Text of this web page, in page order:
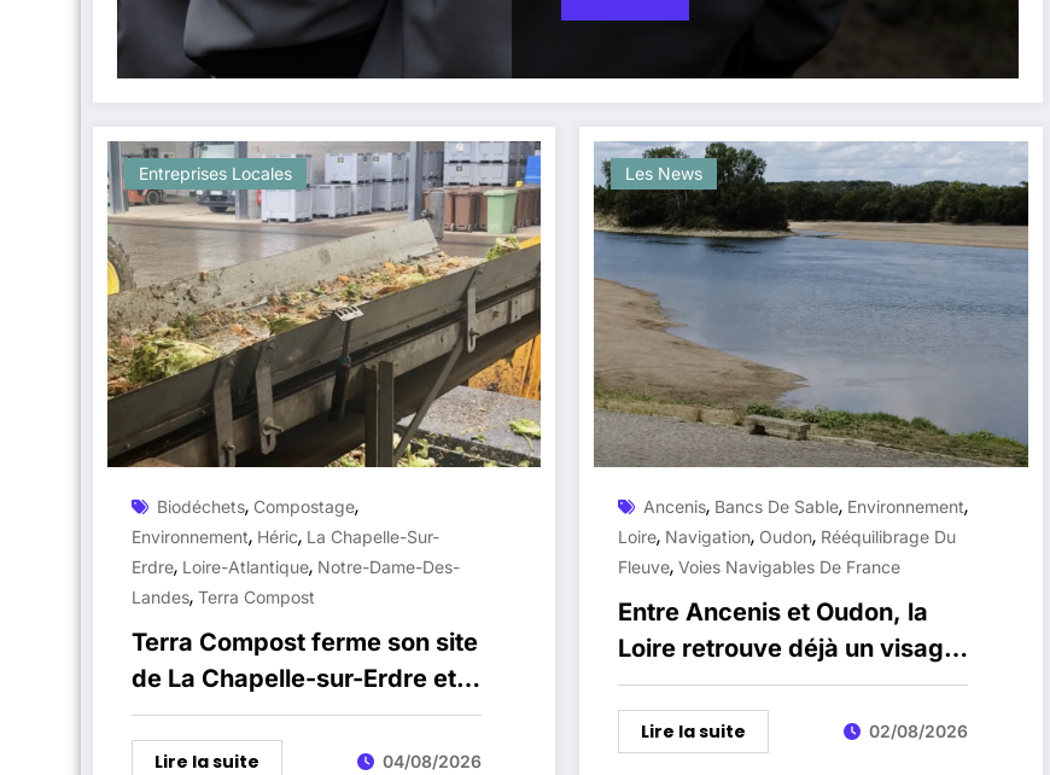
Entreprises Locales
Biodéchets, Compostage,
Environnement, Héric, La Chapelle-Sur-
Erdre, Loire-Atlantique, Notre-Dame-Des-
Landes, Terra Compost
Terra Compost ferme son site
de La Chapelle-sur-Erdre et
renonce à s’installer à Notre-
Dame-des-Landes
Lire la suite 04/08/2026
Les News
Ancenis, Bancs De Sable, Environnement,
Loire, Navigation, Oudon, Rééquilibrage Du
Fleuve,Voies Navigables De France
Entre Ancenis et Oudon, la
Loire retrouve déjà un visage
plus sauvage
Lire la suite 02/08/2026